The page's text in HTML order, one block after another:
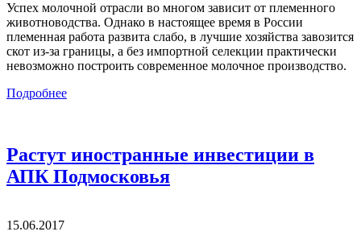
Успех молочной отрасли во многом зависит от племенного
животноводства. Однако в настоящее время в России
племенная работа развита слабо, в лучшие хозяйства завозится
скот из-за границы, а без импортной селекции практически
невозможно построить современное молочное производство.
Подробнее
Растут иностранные инвестиции в
АПК Подмосковья
15.06.2017